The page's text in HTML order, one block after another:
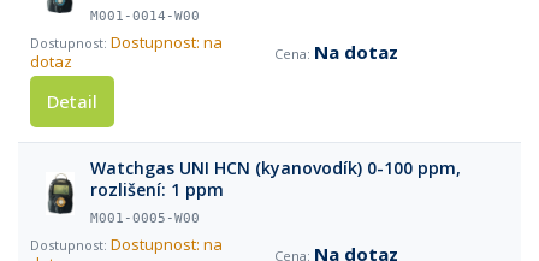
M001-0014-W00
Dostupnost: na
dotaz
Na dotaz
Detail
Watchgas UNI HCN (kyanovodík) 0-100 ppm,
rozlišení: 1 ppm
M001-0005-W00
Dostupnost: na
Na dotaz